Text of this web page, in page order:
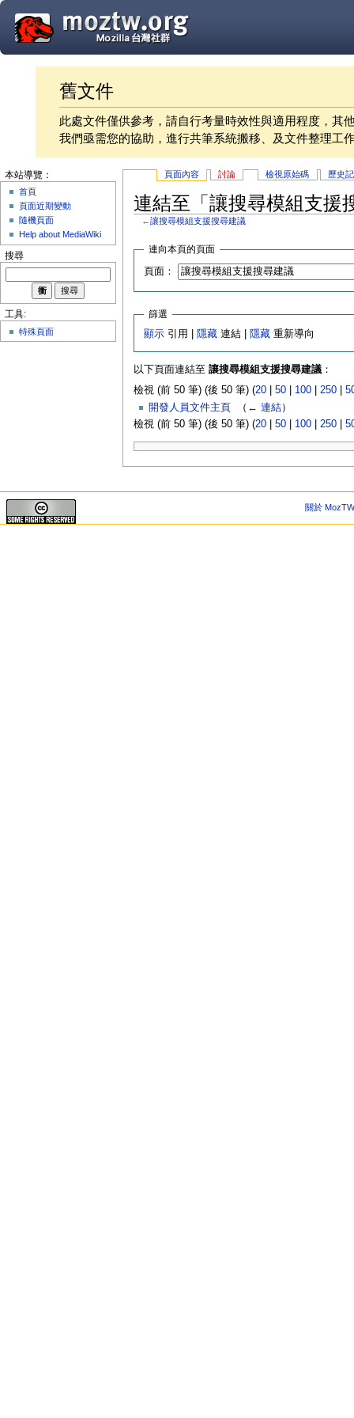
舊文件
此處文件僅供參考，請自行考量時效性與適用程度，其
我們亟需您的協助，進行共筆系統搬移、及文件整理工
頁面內容 討論 檢視原始碼 歷史
連結至「讓搜尋模組支援
←讓搜尋模組支援搜尋建議
連向本頁的頁面
頁面：
篩選
顯示 引用 | 隱藏 連結 | 隱藏 重新導向
以下頁面連結至 讓搜尋模組支援搜尋建議：
檢視 (前 50 筆) (後 50 筆) (20| 50| 100| 250|
開發人員文件主頁
（ ← 連結）
檢視 (前 50 筆) (後 50 筆) (20| 50| 100| 250|
本站導覽：
首頁
頁面近期變動
隨機頁面
Help about MediaWiki
搜尋
工具:
特殊頁面
關於